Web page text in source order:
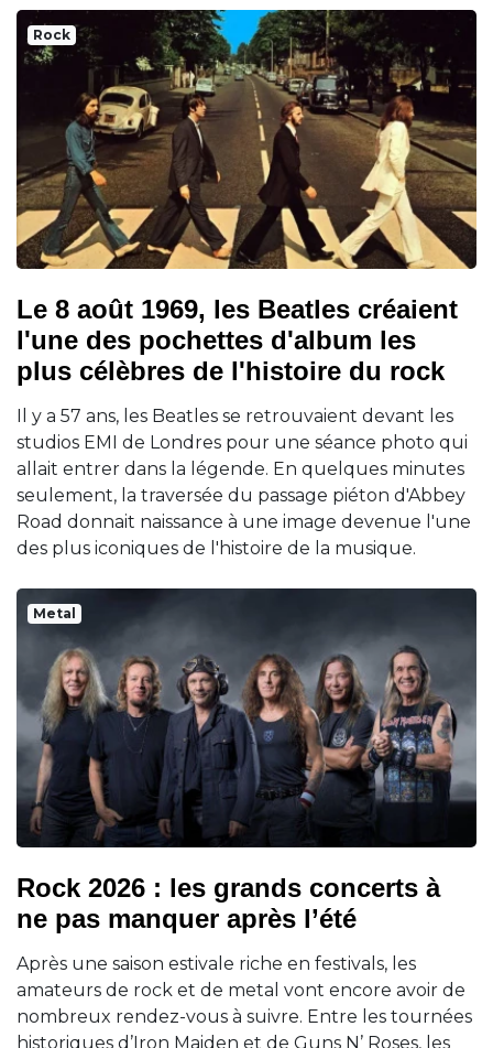
Rock
Le 8 août 1969, les Beatles créaient
l'une des pochettes d'album les
plus célèbres de l'histoire du rock
Il y a 57 ans, les Beatles se retrouvaient devant les
studios EMI de Londres pour une séance photo qui
allait entrer dans la légende. En quelques minutes
seulement, la traversée du passage piéton d'Abbey
Road donnait naissance à une image devenue l'une
des plus iconiques de l'histoire de la musique.
Metal
Rock 2026 : les grands concerts à
ne pas manquer après l’été
Après une saison estivale riche en festivals, les
amateurs de rock et de metal vont encore avoir de
nombreux rendez-vous à suivre. Entre les tournées
historiques d’Iron Maiden et de Guns N’ Roses, les